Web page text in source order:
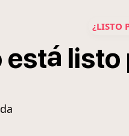
¿LISTO
está listo